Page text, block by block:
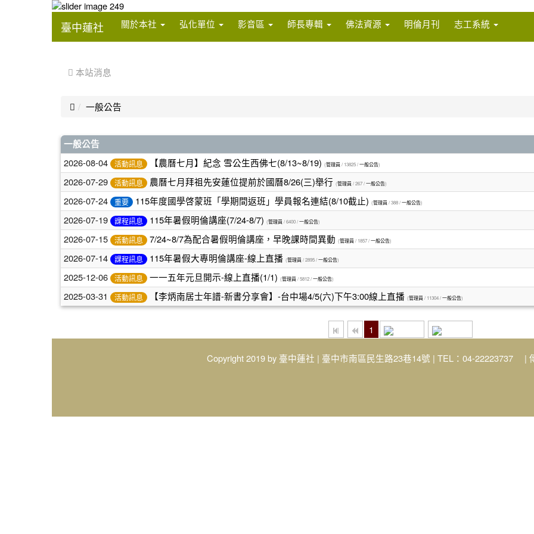
臺中蓮社 關於本社 弘化單位 影音區 師長專輯 佛法資源 明倫月刊 志工系統
 本站消息
 一般公告
文
章
列
表
一般公告
2026-08-04 活動訊息 【農曆七月】紀念 雪公生西佛七(8/13~8/19) (管理員 / 13825 /一般公告)
2026-07-29 活動訊息 農曆七月拜祖先安蓮位提前於國曆8/26(三)舉行 (管理員 / 267 /一般公告)
2026-07-24 重要 115年度國學啓蒙班「學期間返班」學員報名連結(8/10截止) (管理員 / 388 /一般公告)
2026-07-19 課程訊息 115年暑假明倫講座(7/24-8/7) (管理員 / 6400 /一般公告)
2026-07-15 活動訊息 7/24~8/7為配合暑假明倫講座，早晚課時間異動 (管理員 / 1857 /一般公告)
2026-07-14 課程訊息 115年暑假大專明倫講座-線上直播 (管理員 / 2895 /一般公告)
2025-12-06 活動訊息 一一五年元旦開示-線上直播(1/1) (管理員 / 5812 /一般公告)
2025-03-31 活動訊息 【李炳南居士年譜-新書分享會】-台中場4/5(六)下午3:00線上直播 (管理員 / 11304 /一般公告)
1
Copyright 2019 by 臺中蓮社 | 臺中市南區民生路23巷14號 | TEL：04-22223737 |